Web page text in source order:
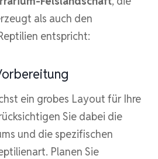
als auch den
entspricht:
ein grobes Layout für Ihre
Sie dabei die
und die spezifischen
Planen Sie